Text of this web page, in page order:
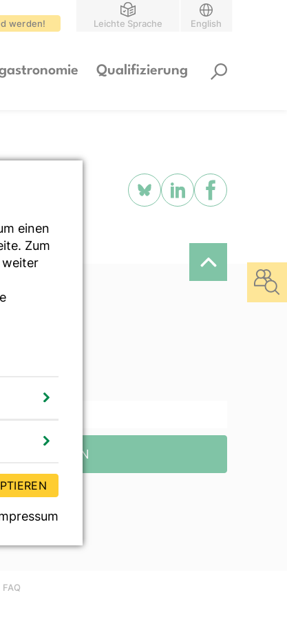
werden! Leichte Sprache English
Qualifizierung
ABONNIEREN
FAQ
einen
Zum
weiter